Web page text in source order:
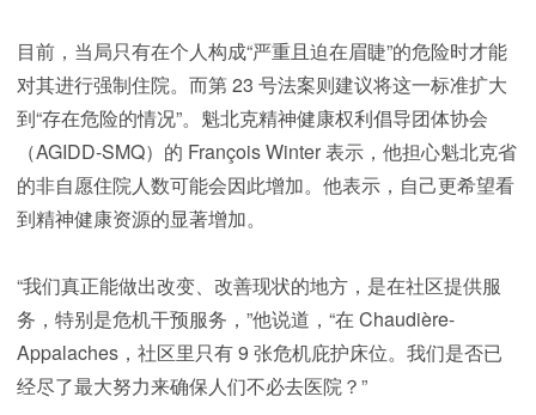
目前，当局只有在个人构成“严重且迫在眉睫”的危险时才能
对其进行强制住院。而第 23 号法案则建议将这一标准扩大
到“存在危险的情况”。魁北克精神健康权利倡导团体协会
（AGIDD-SMQ）的 François Winter 表示，他担心魁北克省
的非自愿住院人数可能会因此增加。他表示，自己更希望看
到精神健康资源的显著增加。
“我们真正能做出改变、改善现状的地方，是在社区提供服
务，特别是危机干预服务，”他说道，“在 Chaudière-
Appalaches，社区里只有 9 张危机庇护床位。我们是否已
经尽了最大努力来确保人们不必去医院？”